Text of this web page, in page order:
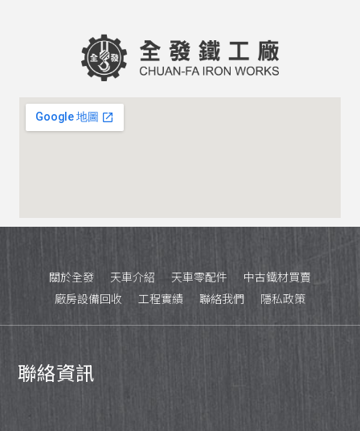
關於全發 天車介紹 天車零配件
中古鐵材買賣
廠房設備回收
工程實績 聯絡我們 隱私政策
聯絡資訊